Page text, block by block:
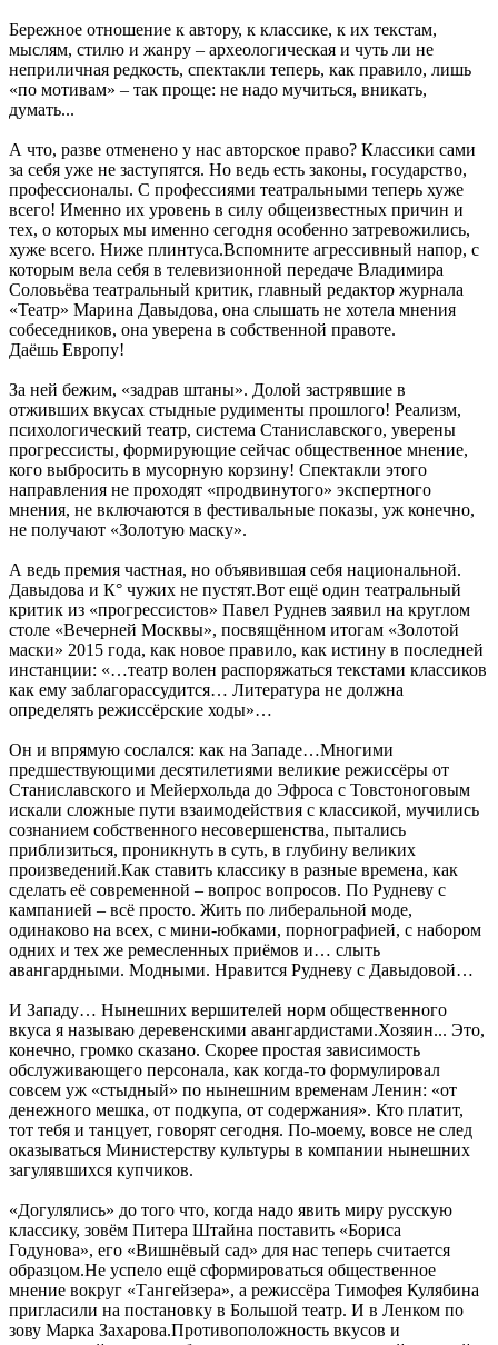
Бережное отношение к автору, к классике, к их текстам,
мыслям, стилю и жанру – археологическая и чуть ли не
неприличная редкость, спектакли теперь, как правило, лишь
«по мотивам» – так проще: не надо мучиться, вникать,
думать...
А что, разве отменено у нас авторское право? Классики сами
за себя уже не заступятся. Но ведь есть законы, государство,
профессионалы. С профессиями театральными теперь хуже
всего! Именно их уровень в силу общеизвестных причин и
тех, о которых мы именно сегодня особенно затревожились,
хуже всего. Ниже плинтуса.Вспомните агрессивный напор, с
которым вела себя в телевизионной передаче Владимира
Соловьёва театральный критик, главный редактор журнала
«Театр» Марина Давыдова, она слышать не хотела мнения
собеседников, она уверена в собственной правоте.
Даёшь Европу!
За ней бежим, «задрав штаны». Долой застрявшие в
отживших вкусах стыдные рудименты прошлого! Реализм,
психологический театр, система Станиславского, уверены
прогрессисты, формирующие сейчас общественное мнение,
кого выбросить в мусорную корзину! Спектакли этого
направления не проходят «продвинутого» экспертного
мнения, не включаются в фестивальные показы, уж конечно,
не получают «Золотую маску».
А ведь премия частная, но объявившая себя национальной.
Давыдова и К° чужих не пустят.Вот ещё один театральный
критик из «прогрессистов» Павел Руднев заявил на круглом
столе «Вечерней Москвы», посвящённом итогам «Золотой
маски» 2015 года, как новое правило, как истину в последней
инстанции: «…театр волен распоряжаться текстами классиков
как ему заблагорассудится… Литература не должна
определять режиссёрские ходы»…
Он и впрямую сослался: как на Западе…Многими
предшествующими десятилетиями великие режиссёры от
Станиславского и Мейерхольда до Эфроса с Товстоноговым
искали сложные пути взаимодействия с классикой, мучились
сознанием собственного несовершенства, пытались
приблизиться, проникнуть в суть, в глубину великих
произведений.Как ставить классику в разные времена, как
сделать её современной – вопрос вопросов. По Рудневу с
кампанией – всё просто. Жить по либеральной моде,
одинаково на всех, с мини-юбками, порнографией, с набором
одних и тех же ремесленных приёмов и… слыть
авангардными. Модными. Нравится Рудневу с Давыдовой…
И Западу… Нынешних вершителей норм общественного
вкуса я называю деревенскими авангардистами.Хозяин... Это,
конечно, громко сказано. Скорее простая зависимость
обслуживающего персонала, как когда-то формулировал
совсем уж «стыдный» по нынешним временам Ленин: «от
денежного мешка, от подкупа, от содержания». Кто платит,
тот тебя и танцует, говорят сегодня. По-моему, вовсе не след
оказываться Министерству культуры в компании нынешних
загулявшихся купчиков.
«Догулялись» до того что, когда надо явить миру русскую
классику, зовём Питера Штайна поставить «Бориса
Годунова», его «Вишнёвый сад» для нас теперь считается
образцом.Не успело ещё сформироваться общественное
мнение вокруг «Тангейзера», а режиссёра Тимофея Кулябина
пригласили на постановку в Большой театр. И в Ленком по
зову Марка Захарова.Противоположность вкусов и